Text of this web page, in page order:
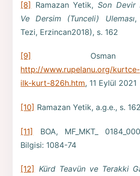
[8] Ramazan Yetik, Son Devir
Ve Dersim (Tunceli) Uleması,
Tezi, Erzincan2018), s. 162
[9]
Osman
http://www.rupelanu.org/
ilk-kurt-826h.htm, 11 Eylül 2021
[10] Ramazan Yetik, a.g.e., s. 162
[11]
BOA, MF_MKT_
Bilgisi: 1084-74
[12] Kürd Teavün ve Terakki